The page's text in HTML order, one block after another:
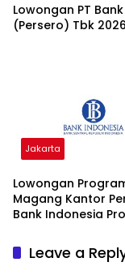
Lowongan PT
(Persero) Tbk 2026
Jakarta
Lowongan
Magang Kantor
Bank Indonesia
Leave a